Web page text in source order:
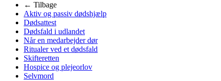
← Tilbage
Aktiv og passiv dødshjælp
Dødsattest
Dødsfald i udlandet
Når en medarbejder dør
Ritualer ved et dødsfald
Skifteretten
Hospice og plejeorlov
Selvmord